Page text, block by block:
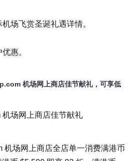
场飞赏圣诞礼遇详情。
惠。
机场网上商店佳节献礼，可享低
机场网上商店全店单一消费满港币